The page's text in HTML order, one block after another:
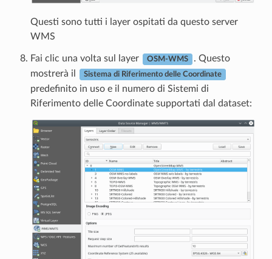
Questi sono tutti i layer ospitati da questo server
WMS
Fai clic una volta sul layer OSM-WMS
. Questo
mostrerà il
Sistema di Riferimento delle Coordinate
predefinito in uso e il numero di Sistemi di
Riferimento delle Coordinate supportati dal dataset: